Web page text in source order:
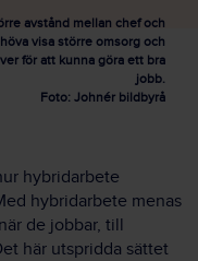
avstånd mellan chef och
visa större omsorg och
för att kunna göra ett bra
jobb.
Foto: Johnér bildbyrå
hybridarbete
hybridarbete menas
de jobbar, till
här utspridda sättet